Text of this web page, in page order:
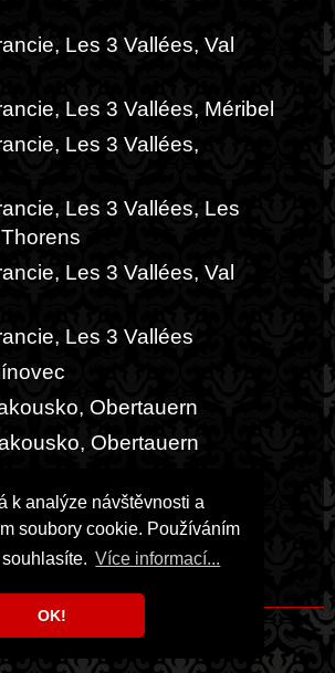
k analýze návštěvnosti a
soubory cookie. Používáním
Více informací...
OK!
Les 3 Vallées, Val
Les 3 Vallées, Méribel
Les 3 Vallées,
Les 3 Vallées, Les
Les 3 Vallées, Val
Les 3 Vallées
Obertauern
Obertauern
Festival ambasád
Milka